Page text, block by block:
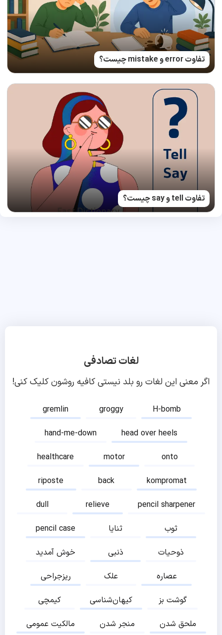
تفاوت error و mistake چیست؟
تفاوت tell و say چیست؟
لغات تصادفی
اگر معنی این لغات رو بلد نیستی کافیه روشون کلیک کنی!
gremlin groggy
H-bomb
hand-me-down
head over heels
healthcare
motor
onto
riposte
back
kompromat
dull
relieve
pencil sharpener
pencil case
ثنایا
ثوب
خوش آمدید
ذنبی
ذوحیات
ریزجراحی
علک
عصاره
کیمچی
کیهان‌شناسی
گوشت بز
مالکیت عمومی
منجر شدن ملحق شدن